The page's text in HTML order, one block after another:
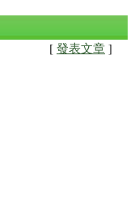
[ 發表文章 ]